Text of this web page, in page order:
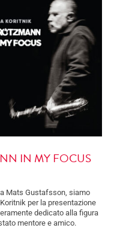
IN MY FOCUS
Mats Gustafsson, siamo
per la presentazione
dedicato alla figura
mentore e amico.